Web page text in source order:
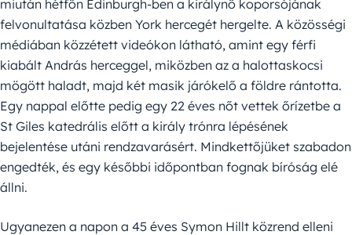
miután hétfőn Edinburgh-ben a királynő koporsójának
felvonultatása közben York hercegét hergelte. A közösségi
médiában közzétett videókon látható, amint egy férfi
kiabált András herceggel, miközben az a halottaskocsi
mögött haladt, majd két masik járókelő a földre rántotta.
Egy nappal előtte pedig egy 22 éves nőt vettek őrízetbe a
St Giles katedrális előtt a király trónra lépésének
bejelentése utáni rendzavarásért. Mindkettőjüket szabadon
engedték, és egy későbbi időpontban fognak bíróság elé
állni.
Ugyanezen a napon a 45 éves Symon Hillt közrend elleni